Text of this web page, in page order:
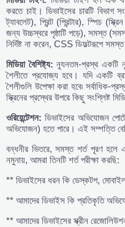
করতে চাই। ডিভাইসের চারটি বিভাগ
ট্যাবলেট), প্রিন্ট (প্রিন্টার), স্পিচ
জন্য উচ্চস্বরে পৃষ্ঠাটি পড়ে), সমস্ত
নির্দিষ্ট না করেন, CSS ডিফল্টরূপে
মিডিয়াবৈশিষ্ট্য: ন্যূনতম-প্রস্থ একটি
শৈলীতে প্রযোজ্য হবে। যদি একটি
শৈলীগুলি উপেক্ষা করা হবে৷ সর্বাধিক-
স্ক্রিনের প্রস্থের উপরে কিছু সংশ্লিষ্ট
ওরিয়েন্টেশন: ডিভাইসের অভিযোজন
অভিযোজন) হতে পারে। এই সম্পত্তি
বন্ধনীর ভিতরে, সমস্ত শর্ত পূরণ হলে
নমুনায়, আমরা তিনটি শর্ত পরীক্ষা করছি:
** ডিভাইসের ধরন কি ডেস্কটপ,
** আমাদের ডিভাইস কি প্রতিকৃতি
** আমাদের ডিভাইসের স্ক্রীন